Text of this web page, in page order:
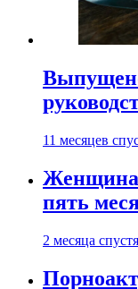
11 месяцев
Женщина
пять
2 месяца спустя